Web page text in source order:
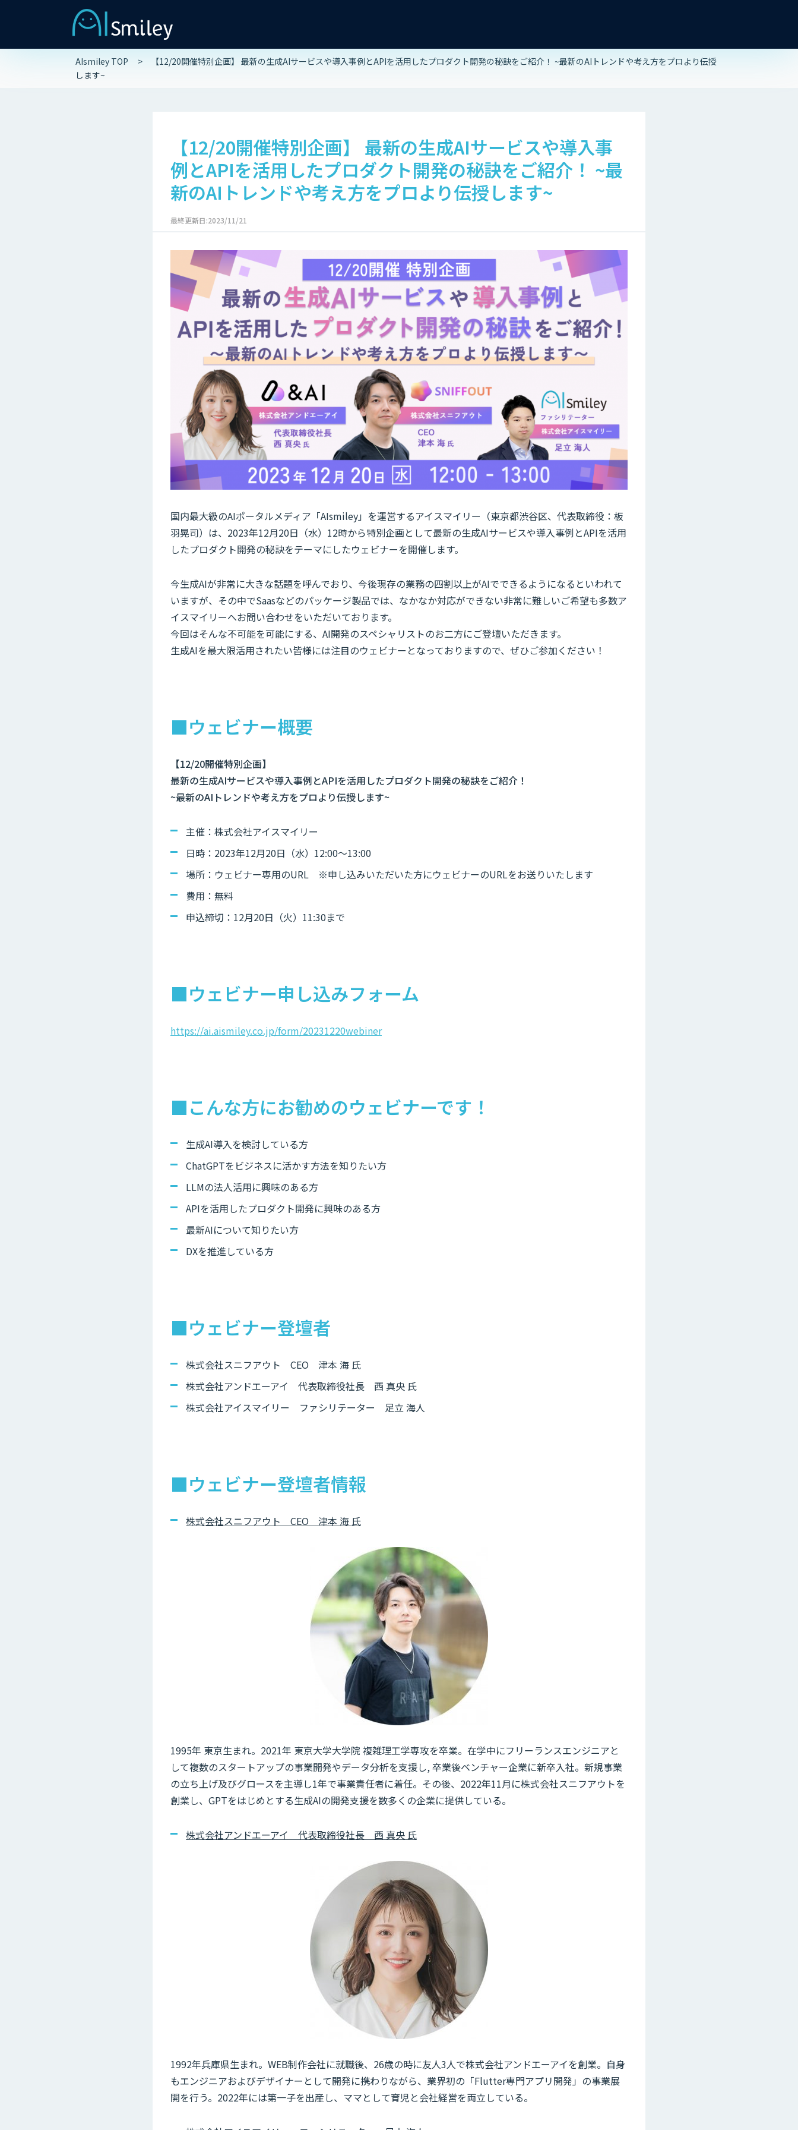
AIsmiley TOP
【12/20開催特別企画】 最新の生成AIサービスや導入事例とAPIを活用したプロダクト開発の秘訣をご紹介！ ~最新のAIトレンドや考え方をプロより伝授
します~
【12/20開催特別企画】 最新の生成AIサービスや導入事
例とAPIを活用したプロダクト開発の秘訣をご紹介！ ~最
新のAIトレンドや考え方をプロより伝授します~
最終更新日:2023/11/21
国内最大級のAIポータルメディア「AIsmiley」を運営するアイスマイリー（東京都渋谷区、代表取締役：板
羽晃司）は、2023年12月20日（水）12時から特別企画として最新の生成AIサービスや導入事例とAPIを活用
したプロダクト開発の秘訣をテーマにしたウェビナーを開催します。
今生成AIが非常に大きな話題を呼んでおり、今後現存の業務の四割以上がAIでできるようになるといわれて
いますが、その中でSaasなどのパッケージ製品では、なかなか対応ができない非常に難しいご希望も多数ア
イスマイリーへお問い合わせをいただいております。
今回はそんな不可能を可能にする、AI開発のスペシャリストのお二方にご登壇いただきます。
生成AIを最大限活用されたい皆様には注目のウェビナーとなっておりますので、ぜひご参加ください！
■ウェビナー概要
【12/20開催特別企画】
最新の生成AIサービスや導入事例とAPIを活用したプロダクト開発の秘訣をご紹介！
~最新のAIトレンドや考え方をプロより伝授します~
主催：株式会社アイスマイリー
日時：2023年12月20日（水）12:00～13:00
場所：ウェビナー専用のURL ※申し込みいただいた方にウェビナーのURLをお送りいたします
費用：無料
申込締切：12月20日（火）11:30まで
■ウェビナー申し込みフォーム
https://ai.aismiley.co.jp/form/20231220webiner
■こんな方にお勧めのウェビナーです！
生成AI導入を検討している方
ChatGPTをビジネスに活かす方法を知りたい方
LLMの法人活用に興味のある方
APIを活用したプロダクト開発に興味のある方
最新AIについて知りたい方
DXを推進している方
■ウェビナー登壇者
株式会社スニフアウト CEO 津本 海 氏
株式会社アンドエーアイ 代表取締役社長 西 真央 氏
株式会社アイスマイリー ファシリテーター 足立 海人
■ウェビナー登壇者情報
株式会社スニフアウト CEO 津本 海 氏
1995年 東京生まれ。2021年 東京大学大学院 複雑理工学専攻を卒業。在学中にフリーランスエンジニアと
して複数のスタートアップの事業開発やデータ分析を支援し, 卒業後ベンチャー企業に新卒入社。新規事業
の立ち上げ及びグロースを主導し1年で事業責任者に着任。その後、2022年11月に株式会社スニフアウトを
創業し、GPTをはじめとする生成AIの開発支援を数多くの企業に提供している。
株式会社アンドエーアイ 代表取締役社長 西 真央 氏
1992年兵庫県生まれ。WEB制作会社に就職後、26歳の時に友人3人で株式会社アンドエーアイを創業。自身
もエンジニアおよびデザイナーとして開発に携わりながら、業界初の「Flutter専門アプリ開発」の事業展
開を行う。2022年には第一子を出産し、ママとして育児と会社経営を両立している。